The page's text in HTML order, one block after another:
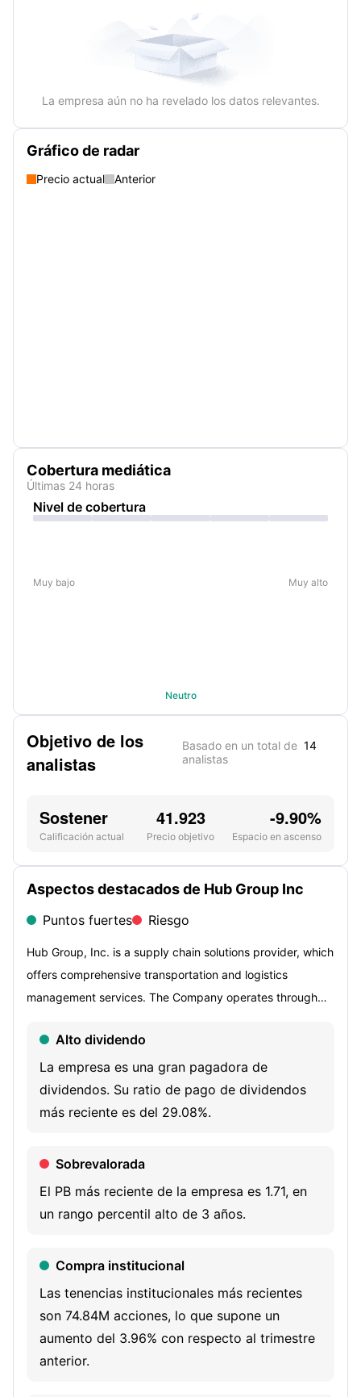
La empresa aún no ha revelado los datos relevantes.
Gráfico de radar
Precio actual Anterior
Cobertura mediática
Últimas 24 horas
Nivel de cobertura
Muy bajo Muy alto
Neutro
Aspectos destacados de Hub Group Inc
Puntos fuertes Riesgo
Hub Group, Inc. is a supply chain solutions provider, which
offers comprehensive transportation and logistics
management services. The Company operates through
(ITS), and Logistics. Its ITS segment includes its
intermodal and dedicated trucking. Its Logistics segment
includes full outsource logistics solutions, transportation
management services, freight consolidation, warehousing
temperature-controlled needs. The Company’s service
offerings include a full range of freight transportation and
the Company owns and operates, and some of which are
provided by third parties with whom it contracts. The
Company serves range of industries, including retail,
consumer products, automotive, and durable goods.
Alto dividendo
La empresa es una gran pagadora de
dividendos. Su ratio de pago de dividendos
más reciente es del 29.08%.
Sobrevalorada
El PB más reciente de la empresa es 1.71, en
un rango percentil alto de 3 años.
Compra institucional
Las tenencias institucionales más recientes
son 74.84M acciones, lo que supone un
aumento del 3.96% con respecto al trimestre
anterior.
Objetivo de los
analistas
Basado en un total de 14
analistas
Sostener
Calificación actual
41.923
Precio objetivo
-9.90%
Espacio en ascenso